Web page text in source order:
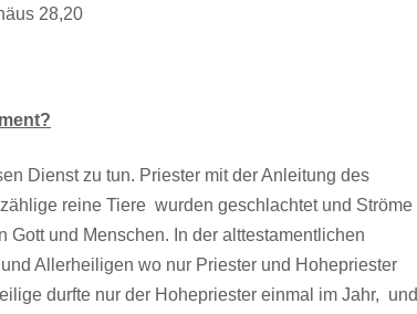
28,20
Dienst zu tun. Priester mit der Anleitung des
reine Tiere wurden geschlachtet und Ströme
und Menschen. In der alttestamentlichen
Allerheiligen wo nur Priester und Hohepriester
durfte nur der Hohepriester einmal im Jahr, und